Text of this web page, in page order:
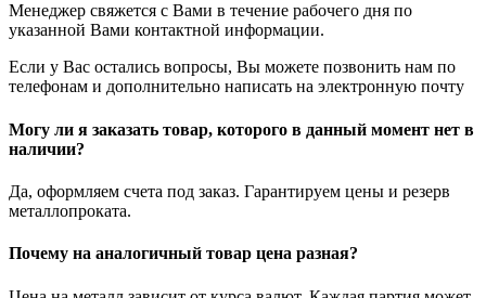
Менеджер свяжется с Вами в течение рабочего дня по
указанной Вами контактной информации.
Если у Вас остались вопросы, Вы можете позвонить нам по
телефонам и дополнительно написать на электронную почту
Могу ли я заказать товар, которого в данный момент нет в
наличии?
Да, оформляем счета под заказ. Гарантируем цены и резерв
металлопроката.
Почему на аналогичный товар цена разная?